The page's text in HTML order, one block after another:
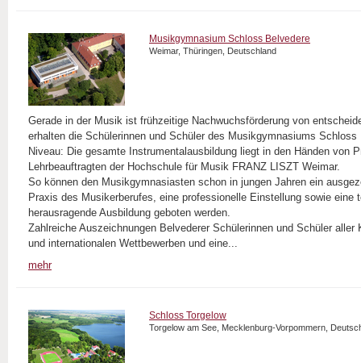
Musikgymnasium Schloss Belvedere
Weimar, Thüringen, Deutschland
Gerade in der Musik ist frühzeitige Nachwuchsförderung von
erhalten die Schülerinnen und Schüler des Musikgymnasiums
Niveau: Die gesamte Instrumentalausbildung liegt in den Händen von
Lehrbeauftragten der Hochschule für Musik FRANZ LISZT Weimar.
So können den Musikgymnasiasten schon in jungen Jahren ein
Praxis des Musikerberufes, eine professionelle Einstellung sowie eine
herausragende Ausbildung geboten werden.
Zahlreiche Auszeichnungen Belvederer Schülerinnen und Schüler aller
und internationalen Wettbewerben und eine...
mehr
Schloss Torgelow
Torgelow am See, Mecklenburg-Vorpommern,